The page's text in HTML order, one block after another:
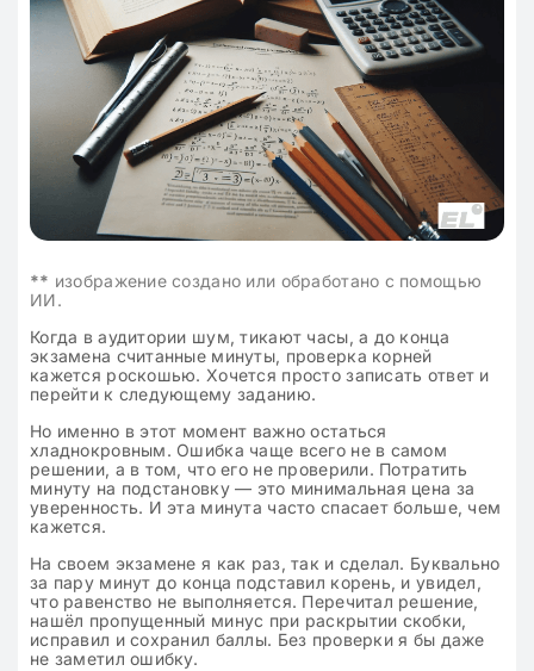
** изображение создано или обработано с помощью
ИИ.
Когда в аудитории шум, тикают часы, а до конца
экзамена считанные минуты, проверка корней
кажется роскошью. Хочется просто записать ответ и
перейти к следующему заданию.
Но именно в этот момент важно остаться
хладнокровным. Ошибка чаще всего не в самом
решении, а в том, что его не проверили. Потратить
минуту на подстановку — это минимальная цена за
уверенность. И эта минута часто спасает больше, чем
кажется.
На своем экзамене я как раз, так и сделал. Буквально
за пару минут до конца подставил корень, и увидел,
что равенство не выполняется. Перечитал решение,
нашёл пропущенный минус при раскрытии скобки,
исправил и сохранил баллы. Без проверки я бы даже
не заметил ошибку.